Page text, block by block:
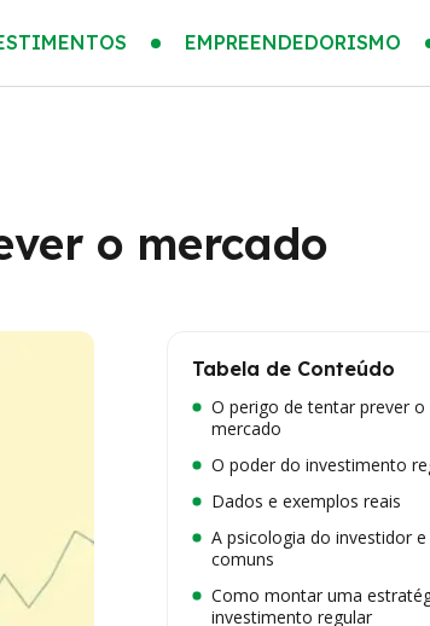
EMPREENDEDORISMO
o mercado
Tabela de Conteúdo
O perigo de tentar prever o
mercado
O poder do investimento
Dados e exemplos reais
A psicologia do investidor
comuns
Como montar uma
investimento regular